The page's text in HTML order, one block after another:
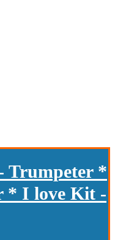
Trumpeter *
* I love Kit -